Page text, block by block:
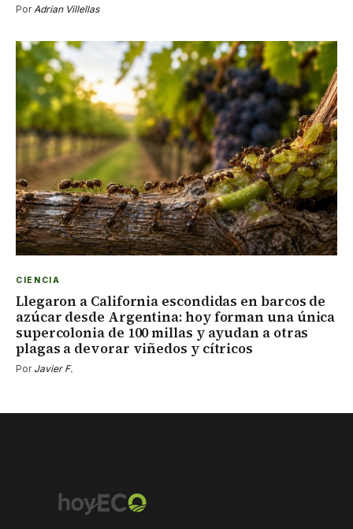
Por Adrian Villellas
CIENCIA
Llegaron a California escondidas en barcos de
azúcar desde Argentina: hoy forman una única
supercolonia de 100 millas y ayudan a otras
plagas a devorar viñedos y cítricos
Por Javier F.